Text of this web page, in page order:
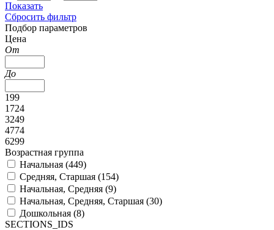
Показать
Сбросить фильтр
Подбор параметров
Цена
От
До
199
1724
3249
4774
6299
Возрастная группа
Начальная (449)
Средняя, Старшая (154)
Начальная, Средняя (9)
Начальная, Средняя, Старшая (30)
Дошкольная (8)
SECTIONS_IDS